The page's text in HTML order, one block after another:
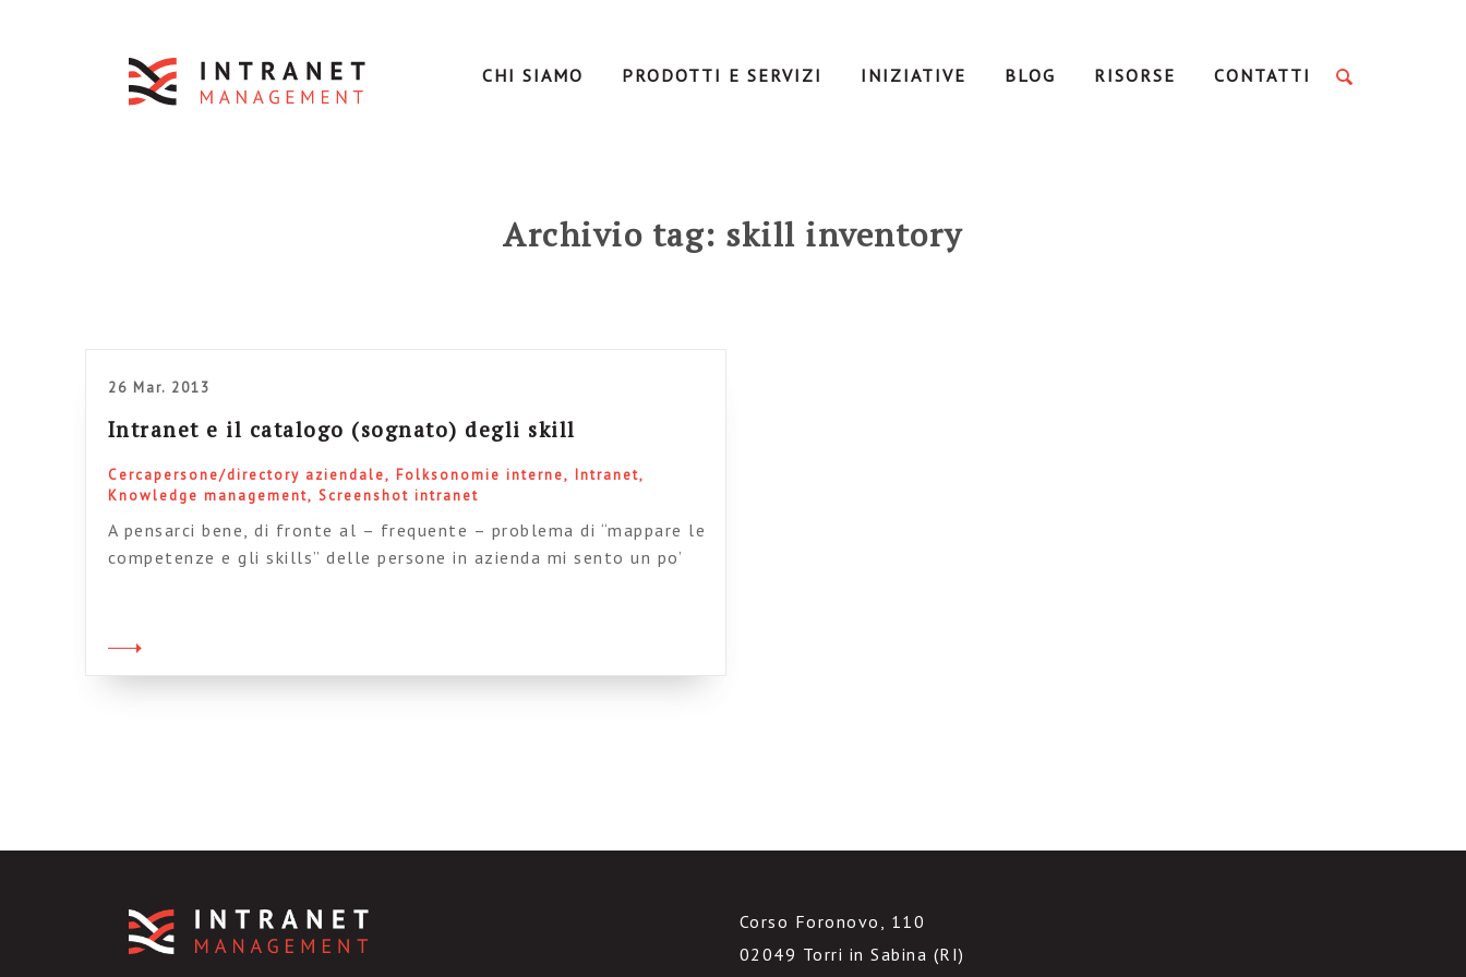
CHI SIAMO PRODOTTI E SERVIZI INIZIATIVE BLOG RISORSE CONTATTI
Archivio tag: skill inventory
26 Mar. 2013
Intranet e il catalogo (sognato) degli skill
Cercapersone/directory aziendale Folksonomie interne
Intranet
Knowledge management
Screenshot intranet
A pensarci bene, di fronte al – frequente – problema di “mappare le
competenze e gli skills” delle persone in azienda mi sento un po’
m’interroga, non lo so – Conf. 11, 14,1 […]
Corso Foronovo, 110
02049 Torri in Sabina (RI)